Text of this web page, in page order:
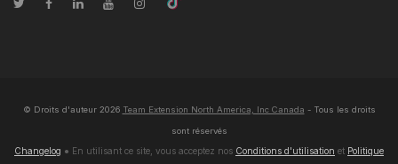
© Droits d'auteur 2026 Team Extension North America, Inc Canada - Tous les droits
sont réservés
Changelog ● En utilisant ce site, vous acceptez nos Conditions d'utilisation et Politique